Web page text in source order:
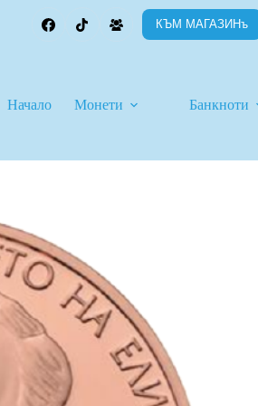
КЪМ МАГАЗИНъ
Начало Монети Банкноти